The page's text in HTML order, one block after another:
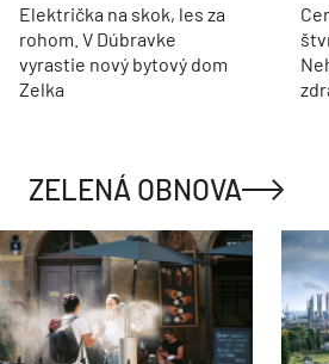
Električka na skok, les za
rohom. V Dúbravke
vyrastie nový bytový dom
Zelka
ZELENÁ OBNOVA